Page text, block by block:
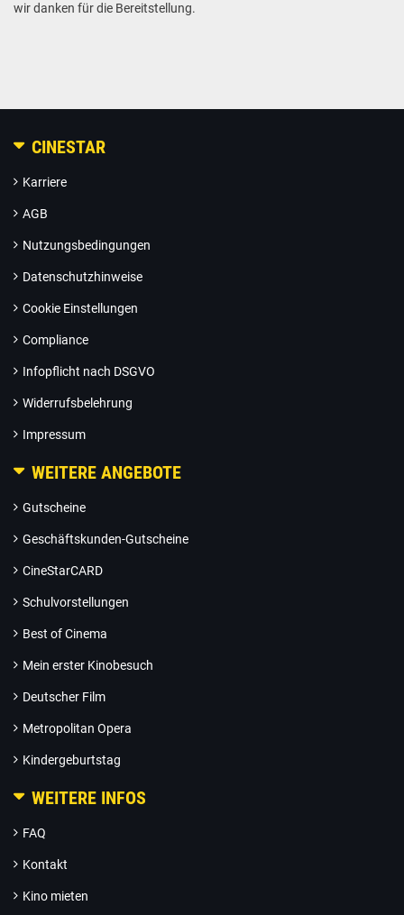
wir danken für die Bereitstellung.
CINESTAR
Karriere
AGB
Nutzungsbedingungen
Datenschutzhinweise
Cookie Einstellungen
Compliance
Infopflicht nach DSGVO
Widerrufsbelehrung
Impressum
WEITERE ANGEBOTE
Gutscheine
Geschäftskunden-Gutscheine
CineStarCARD
Schulvorstellungen
Best of Cinema
Mein erster Kinobesuch
Deutscher Film
Metropolitan Opera
Kindergeburtstag
WEITERE INFOS
FAQ
Kontakt
Kino mieten